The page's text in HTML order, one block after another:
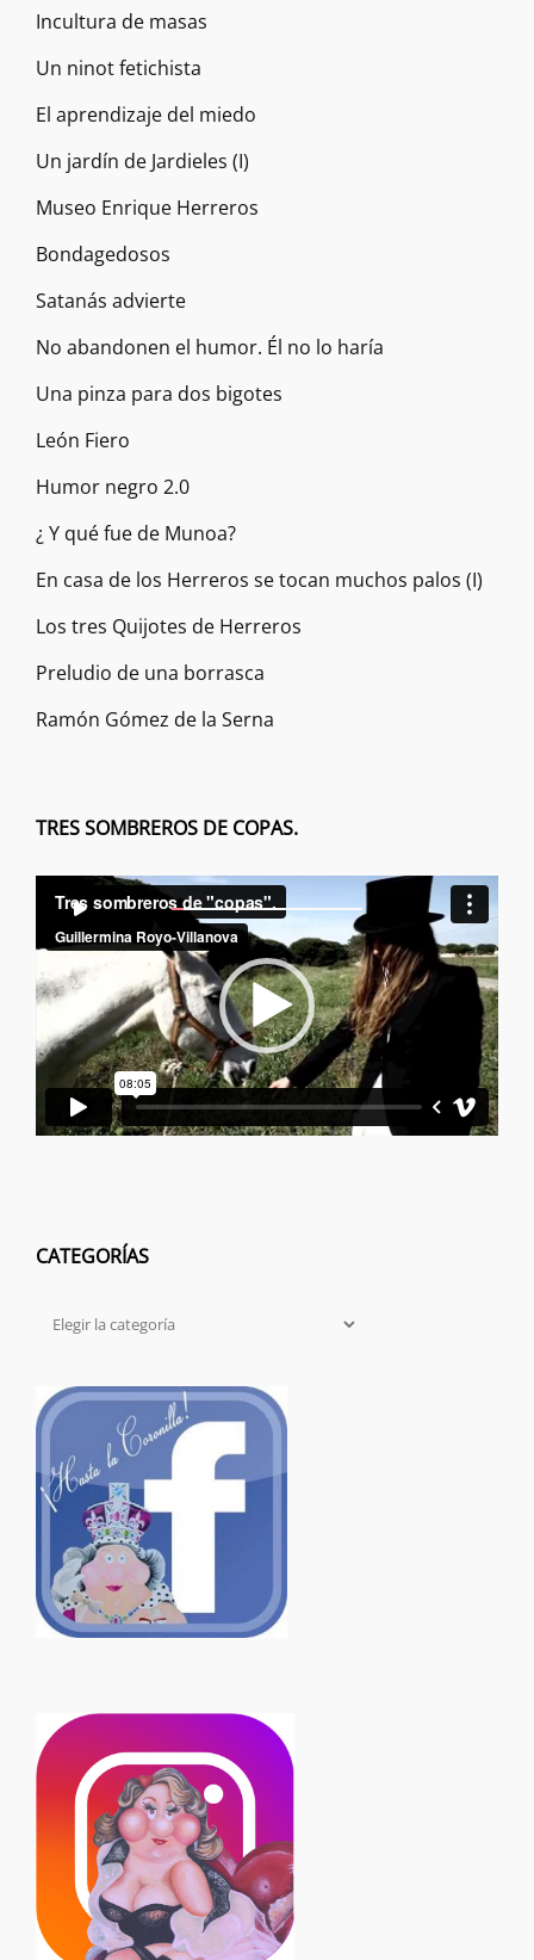
Incultura de masas
Un ninot fetichista
El aprendizaje del miedo
Un jardín de Jardieles (I)
Museo Enrique Herreros
Bondagedosos
Satanás advierte
No abandonen el humor. Él no lo haría
Una pinza para dos bigotes
León Fiero
Humor negro 2.0
¿ Y qué fue de Munoa?
En casa de los Herreros se tocan muchos palos (I)
Los tres Quijotes de Herreros
Preludio de una borrasca
Ramón Gómez de la Serna
TRES SOMBREROS DE COPAS.
Reproductor
vídeo
00:00
CATEGORÍAS
Categorías